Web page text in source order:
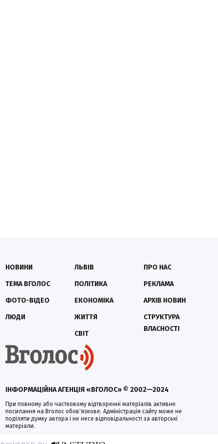
ІНФОРМАЦІЙНА АГЕНЦІЯ «ВГОЛОС» © 2002—2024
При повному або частковому відтворенні матеріалів активне
посилання на Вголос обов'язкове. Адміністрація сайту може не
поділяти думку автора і не несе відповідальності за авторські
матеріали.
НОВИНИ
ТЕМА ВГОЛОС
ФОТО-ВІДЕО
ЛЮДИ
ЛЬВІВ
ПОЛІТИКА
ЕКОНОМІКА
ЖИТТЯ
СВІТ
ПРО НАС
РЕКЛАМА
АРХІВ НОВИН
СТРУКТУРА
ВЛАСНОСТІ